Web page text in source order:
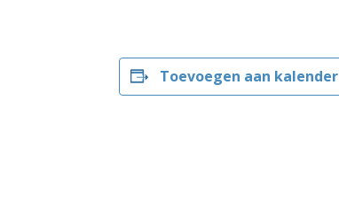
Toevoegen aan kalender